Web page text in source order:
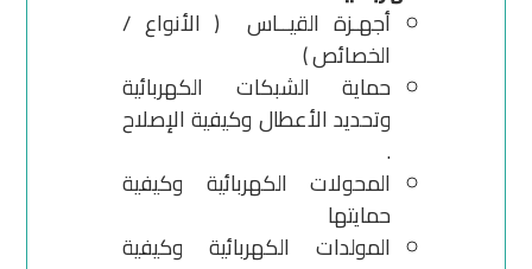
أجهـزة القيــاس ( الأنواع /
الخصائص )
حماية الشبكات الكهربائية
وتحديد الأعطال وكيفية الإصلاح
.
المحولات الكهربائية وكيفية
حمايتها
المولدات الكهربائية وكيفية